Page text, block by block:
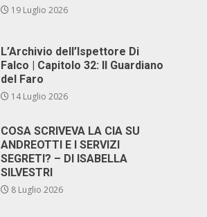
19 Luglio 2026
L’Archivio dell’Ispettore Di
Falco | Capitolo 32: Il Guardiano
del Faro
14 Luglio 2026
COSA SCRIVEVA LA CIA SU
ANDREOTTI E I SERVIZI
SEGRETI? – DI ISABELLA
SILVESTRI
8 Luglio 2026